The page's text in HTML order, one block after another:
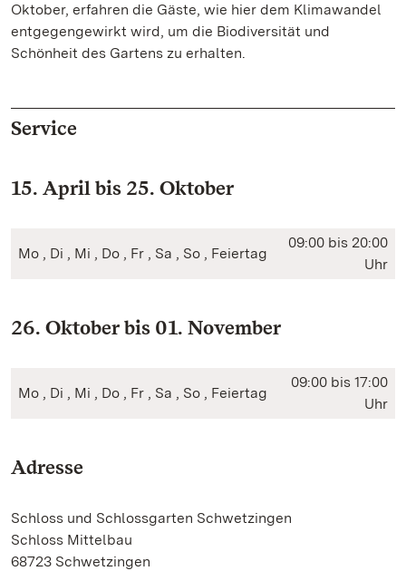
Oktober, erfahren die Gäste, wie hier dem Klimawandel
entgegengewirkt wird, um die Biodiversität und
Schönheit des Gartens zu erhalten.
Service
15. April bis 25. Oktober
Mo , Di , Mi , Do , Fr , Sa , So , Feiertag
09:00 bis 20:00
Uhr
26. Oktober bis 01. November
Mo , Di , Mi , Do , Fr , Sa , So , Feiertag
09:00 bis 17:00
Uhr
Adresse
Schloss und Schlossgarten Schwetzingen
Schloss Mittelbau
68723 Schwetzingen